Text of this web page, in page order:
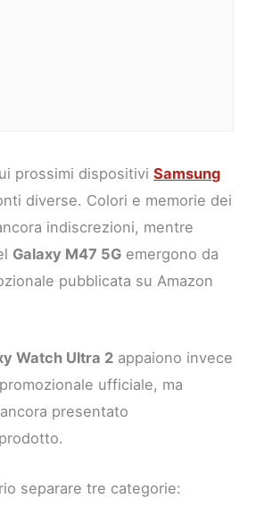
prossimi dispositiviSamsung
diverse. Colori e memorie dei
indiscrezioni, mentre
Galaxy M47 5G emergono da
pubblicata su Amazon
Watch Ultra 2 appaiono invece
ufficiale, ma
presentato
separare tre categorie: